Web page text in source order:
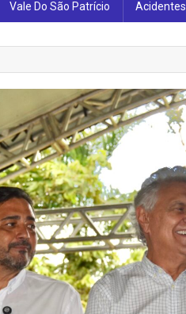
Vale Do São Patrício Acidentes